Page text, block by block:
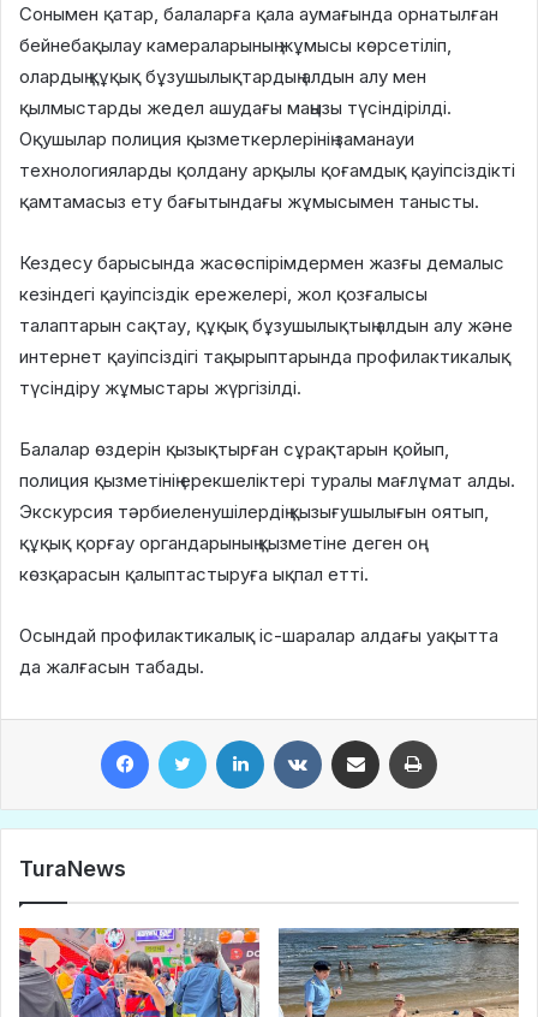
Сонымен қатар, балаларға қала аумағында орнатылған
бейнебақылау камераларының жұмысы көрсетіліп,
олардың құқық бұзушылықтардың алдын алу мен
қылмыстарды жедел ашудағы маңызы түсіндірілді.
Оқушылар полиция қызметкерлерінің заманауи
технологияларды қолдану арқылы қоғамдық қауіпсіздікті
қамтамасыз ету бағытындағы жұмысымен танысты.
Кездесу барысында жасөспірімдермен жазғы демалыс
кезіндегі қауіпсіздік ережелері, жол қозғалысы
талаптарын сақтау, құқық бұзушылықтың алдын алу және
интернет қауіпсіздігі тақырыптарында профилактикалық
түсіндіру жұмыстары жүргізілді.
Балалар өздерін қызықтырған сұрақтарын қойып,
полиция қызметінің ерекшеліктері туралы мағлұмат алды.
Экскурсия тәрбиеленушілердің қызығушылығын оятып,
құқық қорғау органдарының қызметіне деген оң
көзқарасын қалыптастыруға ықпал етті.
Осындай профилактикалық іс-шаралар алдағы уақытта
да жалғасын табады.
TuraNews